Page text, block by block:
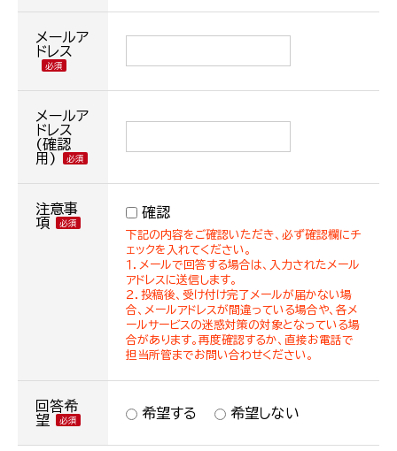
メールア
ドレス
メールア
ドレス
(確認
用)
注意事
項
確認
下記の内容をご確認いただき、必ず確認欄にチ
ェックを入れてください。
１．メールで回答する場合は、入力されたメール
アドレスに送信します。
２．投稿後、受け付け完了メールが届かない場
合、メールアドレスが間違っている場合や、各メ
ールサービスの迷惑対策の対象となっている場
合があります。再度確認するか、直接お電話で
担当所管までお問い合わせください。
回答希
望
希望する 希望しない